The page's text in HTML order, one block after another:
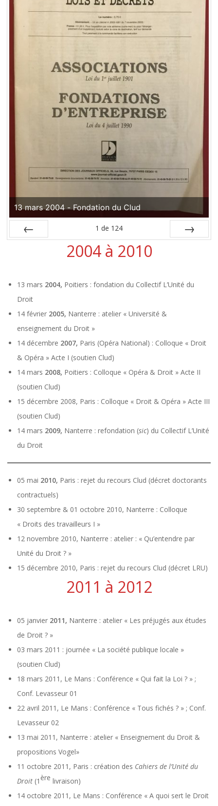
13 mars 2004 - Fondation du Clud
1 de 124
2004 à 2010
13 mars 2004, Poitiers : fondation du Collectif L’Unité du
Droit
14 février 2005, Nanterre : atelier « Université &
enseignement du Droit »
14 décembre 2007, Paris (Opéra National) : Colloque « Droit
& Opéra » Acte I (soutien Clud)
14 mars 2008, Poitiers : Colloque « Opéra & Droit » Acte II
(soutien Clud)
15 décembre 2008, Paris : Colloque « Droit & Opéra » Acte III
(soutien Clud)
14 mars 2009, Nanterre : refondation (sic) du Collectif L’Unité
du Droit
05 mai 2010, Paris : rejet du recours Clud (décret doctorants
contractuels)
30 septembre & 01 octobre 2010, Nanterre : Colloque
« Droits des travailleurs I »
12 novembre 2010, Nanterre : atelier : « Qu’entendre par
Unité du Droit ? »
15 décembre 2010, Paris : rejet du recours Clud (décret LRU)
2011 à 2012
05 janvier 2011, Nanterre : atelier « Les préjugés aux études
de Droit ? »
03 mars 2011 : journée « La société publique locale »
(soutien Clud)
18 mars 2011, Le Mans : Conférence « Qui fait la Loi ? » ;
Conf. Levasseur 01
22 avril 2011, Le Mans : Conférence « Tous fichés ? » ; Conf.
Levasseur 02
13 mai 2011, Nanterre : atelier « Enseignement du Droit &
propositions Vogel»
11 octobre 2011, Paris : création des Cahiers de l’Unité du
Droit (1 ère livraison)
14 octobre 2011, Le Mans : Conférence « A quoi sert le Droit